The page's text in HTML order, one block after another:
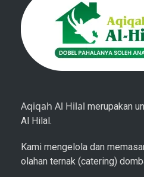
Aqiqah Al Hilal merupakan
Al Hilal.
Kami mengelola dan
olahan ternak (catering)